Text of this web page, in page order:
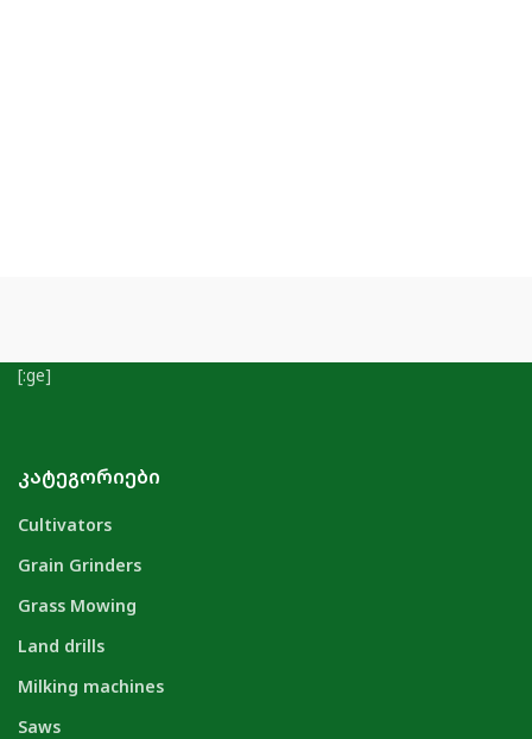
[:ge]
ᲙᲐᲢᲔᲒᲝᲠᲘᲔᲑᲘ
Cultivators
Grain Grinders
Grass Mowing
Land drills
Milking machines
Saws